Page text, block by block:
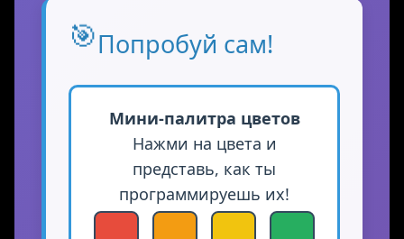
🎯Попробуй сам!
Мини-палитра цветов
Нажми на цвета и
представь, как ты
программируешь их!